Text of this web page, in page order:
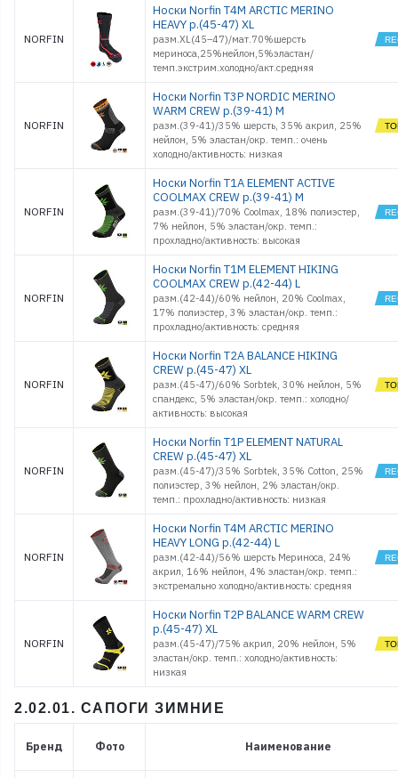
NORFIN
Носки Norfin T4M ARCTIC MERINO
HEAVY р.(45-47) XL
разм.XL(45–47)/мат.70%шерсть
мериноса,25%нейлон,5%эластан/
темп.экстрим.холодно/акт.средняя
NORFIN
Носки Norfin T3P NORDIC MERINO
WARM CREW р.(39-41) M
разм.(39-41)/35% шерсть, 35% акрил, 25%
нейлон, 5% эластан/окр. темп.: очень
холодно/активность: низкая
NORFIN
Носки Norfin T1A ELEMENT ACTIVE
COOLMAX CREW р.(39-41) M
разм.(39-41)/70% Coolmax, 18% полиэстер,
7% нейлон, 5% эластан/окр. темп.:
прохладно/активность: высокая
NORFIN
Носки Norfin T1M ELEMENT HIKING
COOLMAX CREW р.(42-44) L
разм.(42-44)/60% нейлон, 20% Coolmax,
17% полиэстер, 3% эластан/окр. темп.:
прохладно/активность: средняя
NORFIN
Носки Norfin T2A BALANCE HIKING
CREW р.(45-47) XL
разм.(45-47)/60% Sorbtek, 30% нейлон, 5%
спандекс, 5% эластан/окр. темп.: холодно/
активность: высокая
NORFIN
Носки Norfin T1P ELEMENT NATURAL
CREW р.(45-47) XL
разм.(45-47)/35% Sorbtek, 35% Cotton, 25%
полиэстер, 3% нейлон, 2% эластан/окр.
темп.: прохладно/активность: низкая
NORFIN
Носки Norfin T4M ARCTIC MERINO
HEAVY LONG р.(42-44) L
разм.(42-44)/56% шерсть Мериноса, 24%
акрил, 16% нейлон, 4% эластан/окр. темп.:
экстремально холодно/активность: средняя
NORFIN
Носки Norfin T2P BALANCE WARM CREW
р.(45-47) XL
разм.(45-47)/75% акрил, 20% нейлон, 5%
эластан/окр. темп.: холодно/активность:
низкая
2.02.01. САПОГИ ЗИМНИЕ
Бренд Фото Наименование